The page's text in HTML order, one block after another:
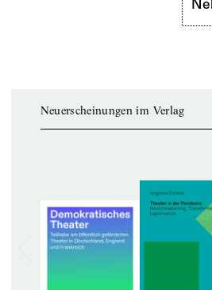
Neuerscheinungen im Verlag